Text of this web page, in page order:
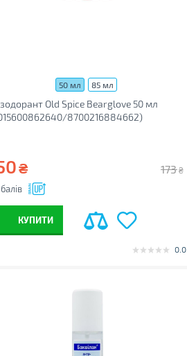
50 мл 85 мл
Old Spice Bearglove 50 мл
8700216884662)
₴ 173 ₴
КУПИТИ
0.0